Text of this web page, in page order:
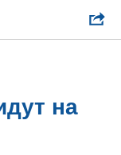
на